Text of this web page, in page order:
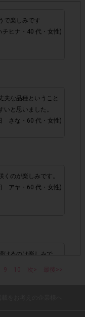
PCにつきまし
ない場合がござい
ない場合
ートを活用したサ
されていない場合
で楽しみです
ヒナ・40 代・女性)
夫な品種ということ
いと思いました。
さな・60 代・女性)
くのが楽しみです。
アヤ・60 代・女性)
けるのは楽しみで
9 10 次> 最後>>